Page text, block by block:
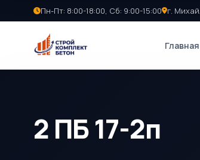
Пн-Пт: 8:00-18:00, Сб: 9:00-15:00 г.
Главная
2 ПБ 17-2п